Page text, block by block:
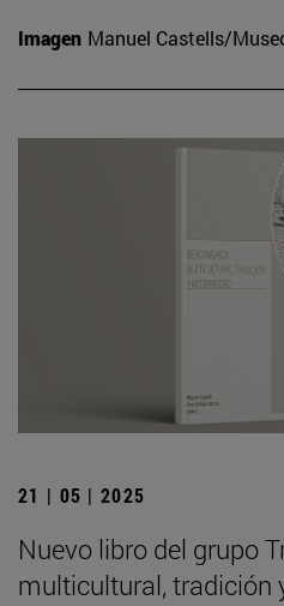
Imagen Manuel Castells/
21 | 05 | 2025
Nuevo libro del grupo
multicultural, tradición